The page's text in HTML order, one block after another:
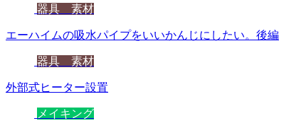
器具 素材
エーハイムの吸水パイプをいいかんじにしたい。後編
器具 素材
外部式ヒーター設置
メイキング